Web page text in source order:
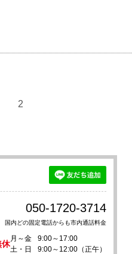
2
050-1720-3714
国内どの固定電話からも市内通話料金
休
月～金
9:00～17:00
土・日
9:00～12:00（正午）